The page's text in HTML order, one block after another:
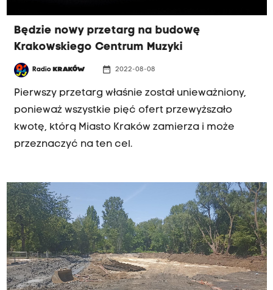
Będzie nowy przetarg na budowę
Krakowskiego Centrum Muzyki
Radio KRAKÓW date_range 2022-08-08
Pierwszy przetarg właśnie został unieważniony,
ponieważ wszystkie pięć ofert przewyższało
kwotę, którą Miasto Kraków zamierza i może
przeznaczyć na ten cel.